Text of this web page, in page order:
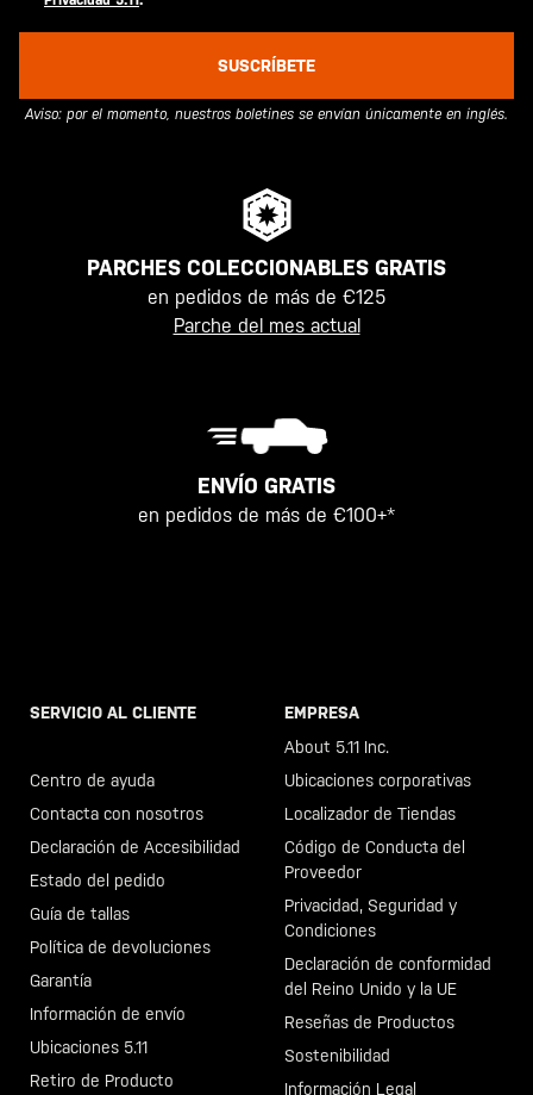
SUSCRÍBETE
Aviso: por el momento, nuestros boletines se envían únicamente en inglés.
PARCHES COLECCIONABLES GRATIS
en pedidos de más de €125
Parche del mes actual
ENVÍO GRATIS
en pedidos de más de €100+*
SERVICIO AL CLIENTE
Centro de ayuda
Contacta con nosotros
Declaración de Accesibilidad
Estado del pedido
Guía de tallas
Política de devoluciones
Garantía
Información de envío
Ubicaciones 5.11
Retiro de Producto
EMPRESA
About 5.11 Inc.
Ubicaciones corporativas
Localizador de Tiendas
Código de Conducta del
Proveedor
Privacidad, Seguridad y
Condiciones
Declaración de conformidad
del Reino Unido y la UE
Reseñas de Productos
Sostenibilidad
Información Legal